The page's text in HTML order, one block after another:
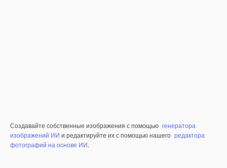
Создавайте собственные изображения с помощью генератора
изображений ИИ и редактируйте их с помощью нашего редактора
фотографий на основе ИИ.